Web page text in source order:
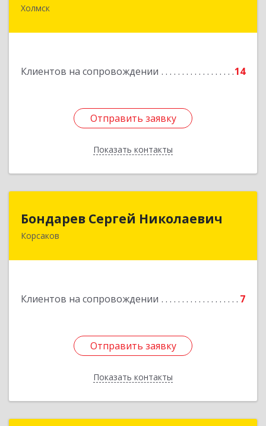
Холмск
Клиентов на сопровождении 14
Отправить заявку
Показать контакты
694620, Сахалинская обл, Холмский р-н, Холмск
Отправить заявку
Назад
Бондарев Сергей Николаевич
Корсаков
Клиентов на сопровождении 7
Отправить заявку
Показать контакты
Бондарев Сергей Николаевич
Отправить заявку
Назад